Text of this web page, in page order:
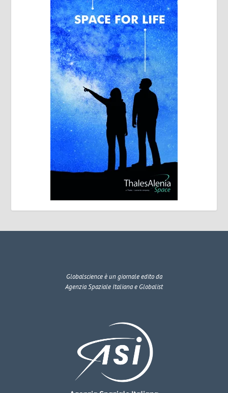
Globalscienceè un giornale edito da
Agenzia Spaziale Italiana e Globalist